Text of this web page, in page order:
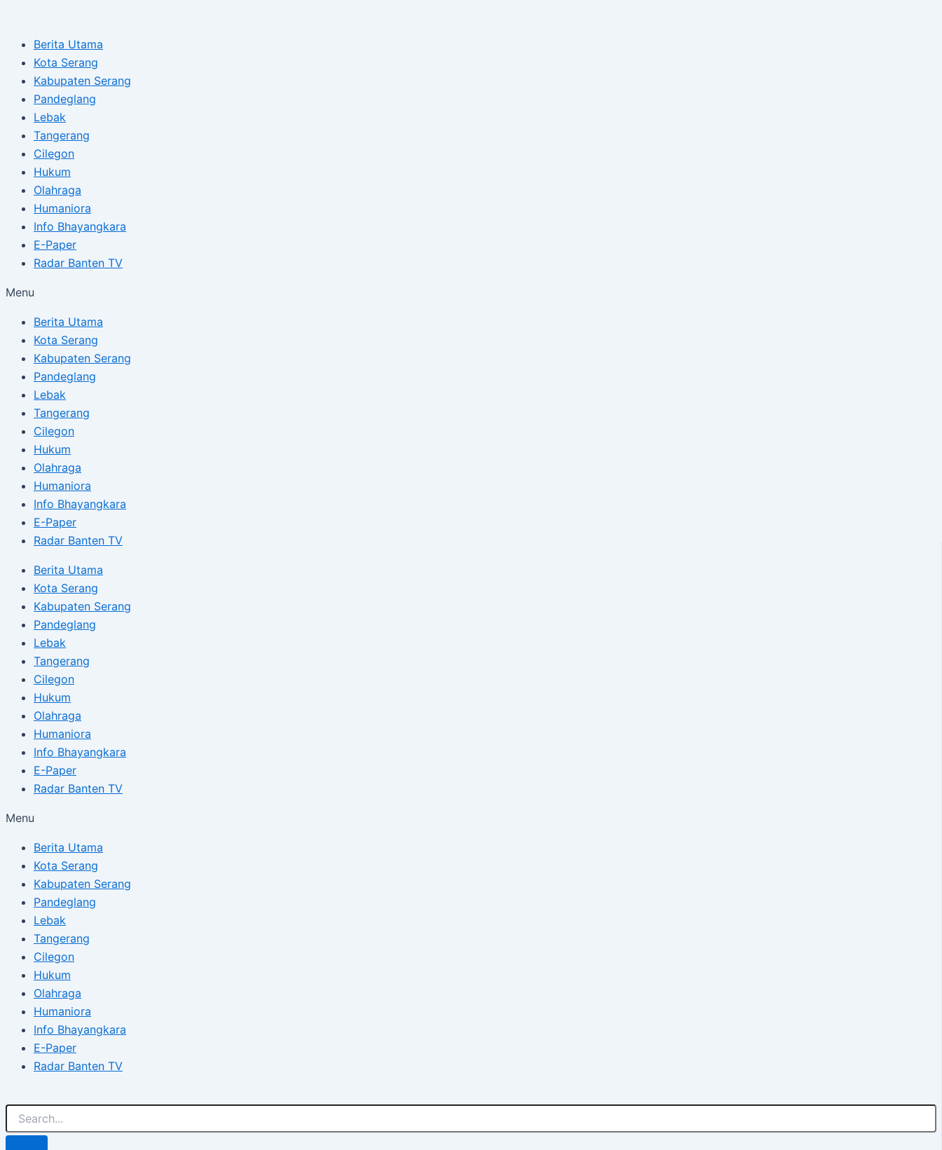
contentBerita Utama
Kota Serang
Kabupaten Serang
Pandeglang
Lebak
Tangerang
Cilegon
Hukum
Olahraga
Humaniora
Info Bhayangkara
E-Paper
Radar Banten TV
Menu
Berita Utama
Kota Serang
Kabupaten Serang
Pandeglang
Lebak
Tangerang
Cilegon
Hukum
Olahraga
Humaniora
Info Bhayangkara
E-Paper
Radar Banten TV
Berita Utama
Kota Serang
Kabupaten Serang
Pandeglang
Lebak
Tangerang
Cilegon
Hukum
Olahraga
Humaniora
Info Bhayangkara
E-Paper
Radar Banten TV
Menu
Berita Utama
Kota Serang
Kabupaten Serang
Pandeglang
Lebak
Tangerang
Cilegon
Hukum
Olahraga
Humaniora
Info Bhayangkara
E-Paper
Radar Banten TV